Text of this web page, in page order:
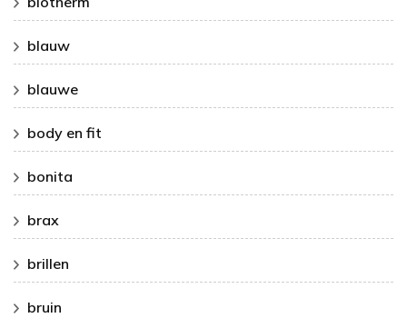
blauw
blauwe
body en fit
bonita
brax
brillen
bruin